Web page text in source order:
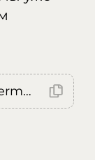
Error: (intermediate value)(intermediate value)(intermediate value).replaceAll is not a function